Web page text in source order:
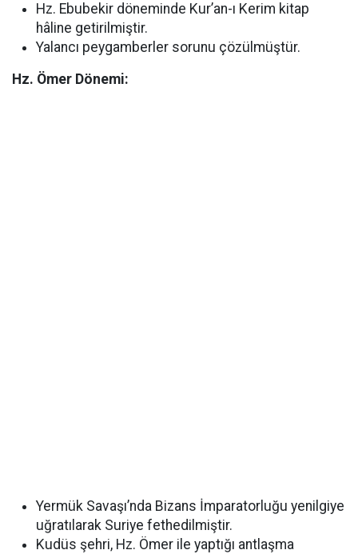
Hz. Ebubekir döneminde Kur’an-ı Kerim kitap
hâline getirilmiştir.
Yalancı peygamberler sorunu çözülmüştür.
Hz. Ömer Dönemi:
Yermük Savaşı’nda Bizans İmparatorluğu yenilgiye
uğratılarak Suriye fethedilmiştir.
Kudüs şehri, Hz. Ömer ile yaptığı antlaşma